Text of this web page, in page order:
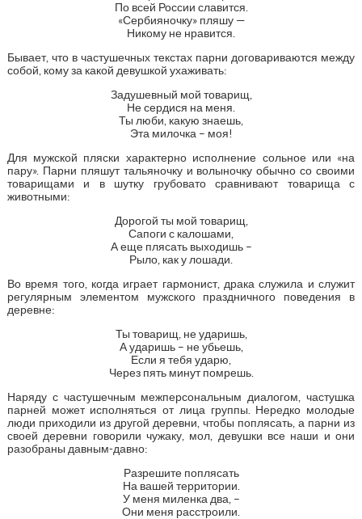
По всей России славится.
«Сербияночку» пляшу —
Никому не нравится.
Бывает, что в частушечных текстах парни договариваются между
собой, кому за какой девушкой ухаживать:
Задушевный мой товарищ,
Не сердися на меня.
Ты люби, какую знаешь,
Эта милочка – моя!
Для мужской пляски характерно исполнение сольное или «на
пару». Парни пляшут тальяночку и волыночку обычно со своими
товарищами и в шутку грубовато сравнивают товарища с
животными:
Дорогой ты мой товарищ,
Сапоги с калошами,
А еще плясать выходишь –
Рыло, как у лошади.
Во время того, когда играет гармонист, драка служила и служит
регулярным элементом мужского праздничного поведения в
деревне:
Ты товарищ, не ударишь,
А ударишь – не убьешь,
Если я тебя ударю,
Через пять минут помрешь.
Наряду с частушечным межперсональным диалогом, частушка
парней может исполняться от лица группы. Нередко молодые
люди приходили из другой деревни, чтобы поплясать, а парни из
своей деревни говорили чужаку, мол, девушки все наши и они
разобраны давным-давно:
Разрешите поплясать
На вашей территории.
У меня миленка два, –
Они меня расстроили.